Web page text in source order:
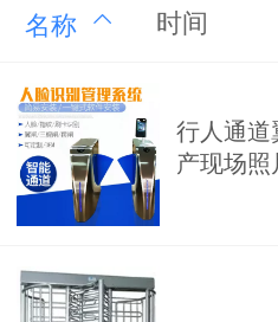
名称 时间
行人通道
产现场照